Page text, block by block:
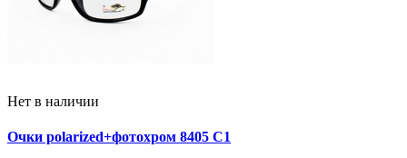
Нет в наличии
Очки polarized+фотохром 8405 C1